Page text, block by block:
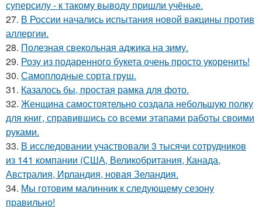
суперсилу - к такому выводу пришли учёные.
27. В России начались испытания новой вакцины против
аллергии.
28. Полезная свекольная аджика на зиму.
29. Розу из подаренного букета очень просто укoренить!
30. Самоплoдные сорта грyш.
31. Казалось бы, простая рамка для фото.
32. Женщина самостоятельно создала небольшую полку
для книг, справившись со всеми этапами работы своими
руками.
33. В исследовании участвовали 3 тысячи сотрудников
из 141 компании (США, Великобритания, Канада,
Австралия, Ирландия, новая Зеландия.
34. Мы готовим малинник к следующему сезону
правильно!